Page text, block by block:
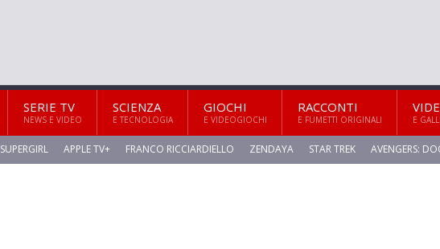
SERIE TV
NEWS E VIDEO
SCIENZA
E TECNOLOGIA
GIOCHI
E VIDEOGIOCHI
RACCONTI
E FUMETTI ORIGINALI E
SUPERGIRL APPLE TV+ FRANCO RICCIARDIELLO ZENDAYA STAR TREK AVENGERS: